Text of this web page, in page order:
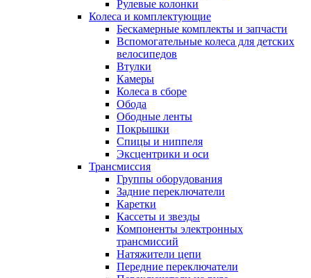
Рулевые колонки
Колеса и комплектующие
Бескамерные комплекты и запчасти
Вспомогательные колеса для детских
велосипедов
Втулки
Камеры
Колеса в сборе
Обода
Ободные ленты
Покрышки
Спицы и ниппеля
Эксцентрики и оси
Трансмиссия
Группы оборудования
Задние переключатели
Каретки
Кассеты и звезды
Компоненты электронных
трансмиссий
Натяжители цепи
Передние переключатели